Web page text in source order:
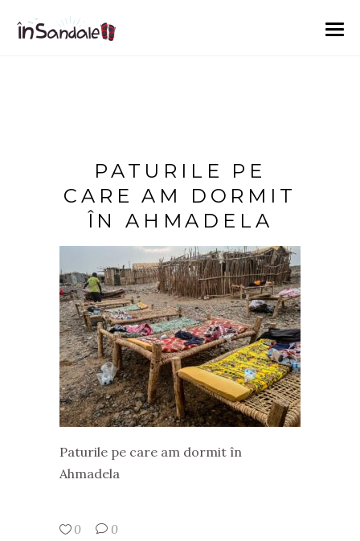
PATURILE PE
CARE AM DORMIT
ÎN AHMADELA
Paturile pe care am dormit în
Ahmadela
0 0